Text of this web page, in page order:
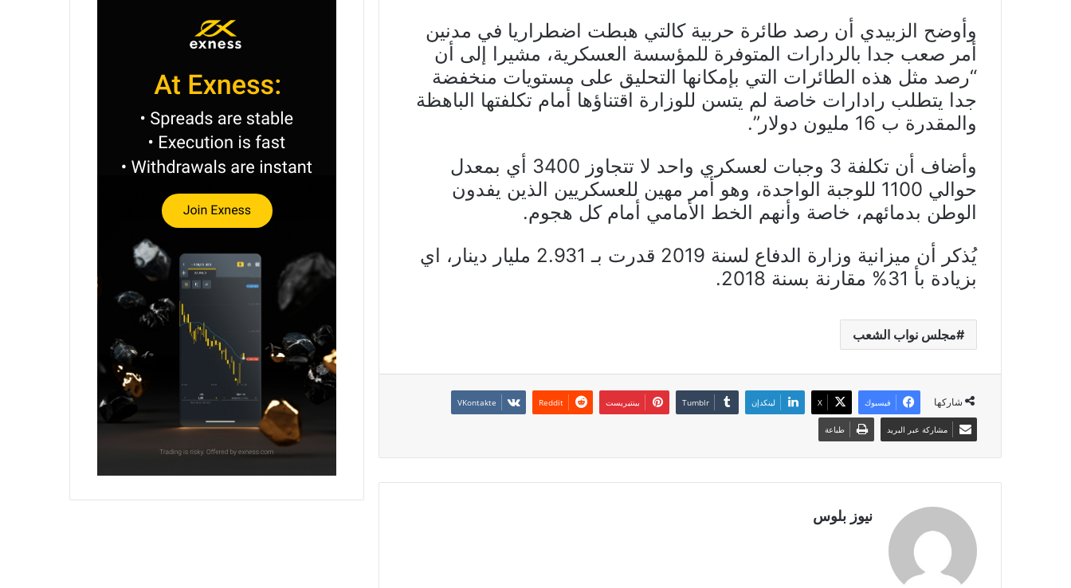
وأوضح الزبيدي أن رصد طائرة حربية كالتي هبطت اضطراريا في مدنين
أمر صعب جدا بالردارات المتوفرة للمؤسسة العسكرية، مشيرا إلى أن
“رصد مثل هذه الطائرات التي بإمكانها التحليق على مستويات منخفضة
جدا يتطلب رادارات خاصة لم يتسن للوزارة اقتناؤها أمام تكلفتها الباهظة
والمقدرة ب 16 مليون دولار”.
وأضاف أن تكلفة 3 وجبات لعسكري واحد لا تتجاوز 3400 أي بمعدل
حوالي 1100 للوجبة الواحدة، وهو أمر مهين للعسكريين الذين يفدون
الوطن بدمائهم، خاصة وأنهم الخط الأمامي أمام كل هجوم.
يُذكر أن ميزانية وزارة الدفاع لسنة 2019 قدرت بـ 2.931 مليار دينار، اي
بزيادة بأ 31% مقارنة بسنة 2018.
مجلس نواب الشعب
شاركها فيسبوك X لينكدإن بينتيريست
مشاركة عبر البريد طباعة
نيوز بلوس